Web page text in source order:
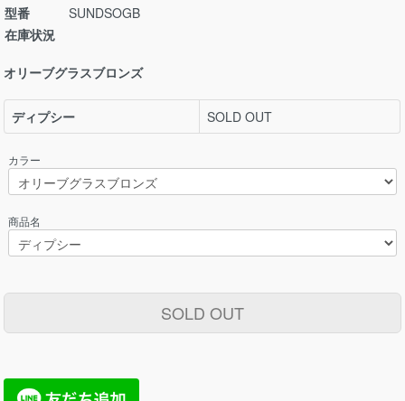
型番
SUNDSOGB
在庫状況
オリーブグラスブロンズ
ディプシー SOLD OUT
カラー
商品名
SOLD OUT